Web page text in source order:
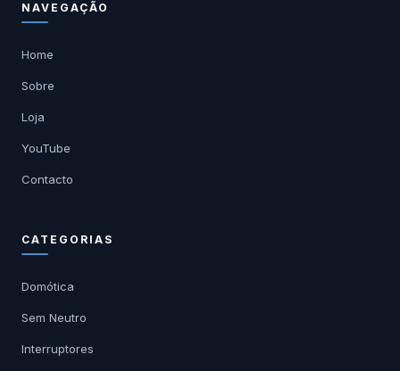
NAVEGAÇÃO
Home
Sobre
Loja
YouTube
Contacto
CATEGORIAS
Domótica
Sem Neutro
Interruptores